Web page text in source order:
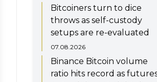
Bitcoiners turn to dice
throws as self-custody
setups are re-evaluated
07.08.2026
Binance Bitcoin volume
ratio hits record as